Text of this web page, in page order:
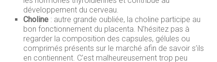
développement du cerveau.
Choline : autre grande oubliée, la choline participe au
bon fonctionnement du placenta. N’hésitez pas à
regarder la composition des capsules, gélules ou
comprimés présents sur le marché afin de savoir s’ils
en contiennent. C’est malheureusement trop peu